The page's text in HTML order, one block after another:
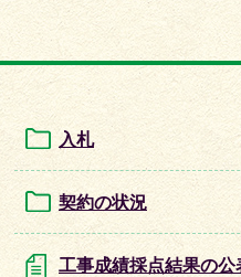
入札
契約の状況
工事成績採点結果の
1
枚
ラ